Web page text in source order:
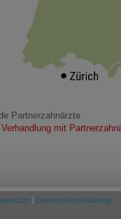
Partnerzahnärzte
mit
| Datenschutzerklärung